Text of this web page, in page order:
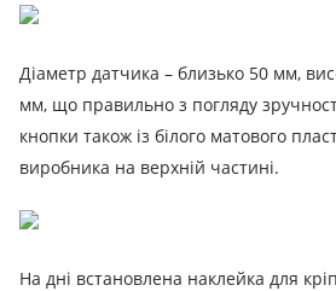
Діаметр датчика – близько 50 мм,
мм, що правильно з погляду
кнопки також із білого матового
виробника на верхній частині.
На дні встановлена ​​наклейка для